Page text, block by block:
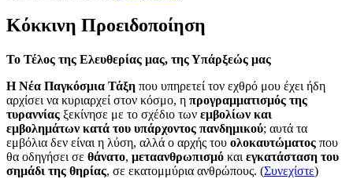
Κόκκινη Προειδοποίηση
Το Τέλος της Ελευθερίας μας, της Υπάρξεώς μας
Η Νέα Παγκόσμια Τάξη που υπηρετεί τον εχθρό μου έχει ήδη
αρχίσει να κυριαρχεί στον κόσμο, η προγραμματισμός της
τυραννίας ξεκίνησε με το σχέδιο των εμβολίων και
εμβολημάτων κατά του υπάρχοντος πανδημικού; αυτά τα
εμβόλια δεν είναι η λύση, αλλά ο αρχής του ολοκαυτώματος που
θα οδηγήσει σε θάνατο, μεταανθρωπισμό και εγκατάσταση του
σημάδι της θηρίας, σε εκατομμύρια ανθρώπους. (Συνεχίστε)